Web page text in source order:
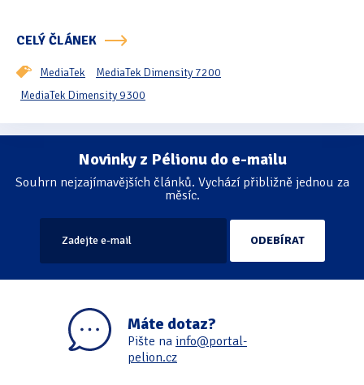
Pozvánky & oznámení
Pracuji sluchem(564)
Pracuji zrakem a sluchem(515)
Software(503)
Asistivní software(428)
Běžný software(284)
Tipy & triky(17)
CELÝ ČLÁNEK
MediaTek
MediaTek Dimensity 7200
MediaTek Dimensity 9300
Stránkování
Novinky z Pélionu do e-mailu
Souhrn nejzajímavějších článků. Vychází přibližně jednou za
měsíc.
Máte dotaz?
Pište na info@portal-
pelion.cz